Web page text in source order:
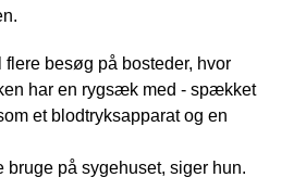
besøg på bosteder, hvor
har en rygsæk med - spækket
et blodtryksapparat og en
bruge på sygehuset, siger hun.